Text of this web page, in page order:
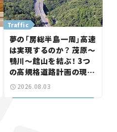
夢の「房総半島一周」高速
は実現するのか？ 茂原～
鴨川～館山を結ぶ！ 3つ
の高規格道路計画の現
状。「館山鴨川道路」で検
Traffic
2026.08.03